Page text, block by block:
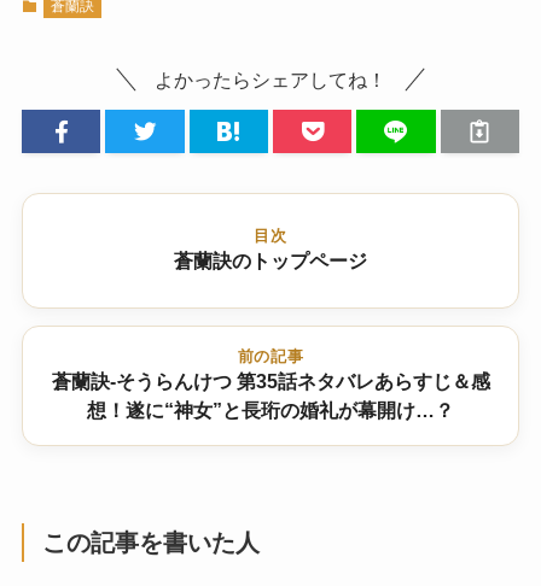
蒼蘭訣
よかったらシェアしてね！
目次
蒼蘭訣のトップページ
前の記事
蒼蘭訣-そうらんけつ 第35話ネタバレあらすじ＆感
想！遂に“神女”と長珩の婚礼が幕開け…？
この記事を書いた人